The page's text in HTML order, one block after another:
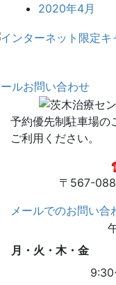
2020年4月
ルお問い合わせ
予約優先制駐車場の
ご利用ください。
〒567-
メールでのお問い合
月・火・木・金